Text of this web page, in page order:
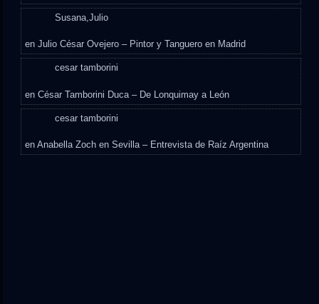
Susana,Julio
enJulio César Ovejero – Pintor y Tanguero en Madrid
cesar tamborini
enCésar Tamborini Duca – De Lonquimay a León
cesar tamborini
enAnabella Zoch en Sevilla – Entrevista de Raíz Argentina